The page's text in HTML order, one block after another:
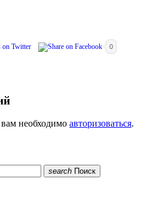
0
необходимо авторизоваться.
search Поиск